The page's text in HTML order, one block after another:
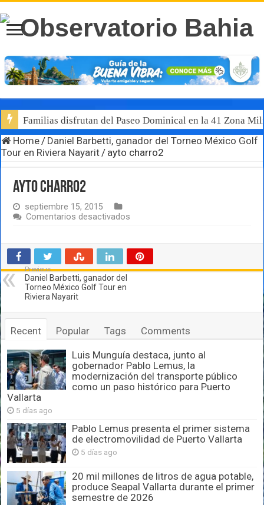
Familias disfrutan del Paseo Dominical en la 41 Zona
Home/ Daniel Barbetti, ganador del Torneo México Golf
Tour en Riviera Nayarit/ ayto charro2
ayto charro2
septiembre 15, 2015
Comentarios desactivados
Previous
Daniel Barbetti, ganador del
Torneo México Golf Tour en
Riviera Nayarit
Recent Popular Tags Comments
Luis Munguía destaca, junto al
gobernador Pablo Lemus, la
modernización del transporte público
como un paso histórico para Puerto
Vallarta
5 días ago
Pablo Lemus presenta el primer sistema
de electromovilidad de Puerto Vallarta
5 días ago
20 mil millones de litros de agua potable,
produce Seapal Vallarta durante el primer
semestre de 2026